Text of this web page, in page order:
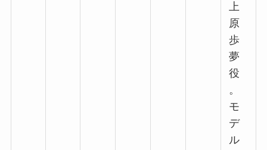
上
原
歩
夢
役
。
モ
デ
ル